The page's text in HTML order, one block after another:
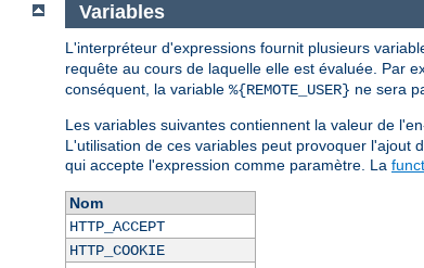
Variables
L'interpréteur d'expressions fournit plusieurs
requête au cours de laquelle elle est évaluée. Par
conséquent, la variable %{REMOTE_USER} ne sera
Les variables suivantes contiennent la valeur de
L'utilisation de ces variables peut provoquer l'ajout
qui accepte l'expression comme paramètre. La
Nom
HTTP_ACCEPT
HTTP_COOKIE